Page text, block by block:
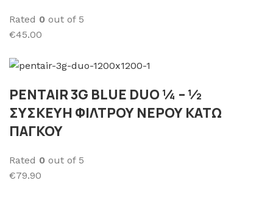
Rated 0 out of 5
€45.00
PENTAIR 3G BLUE DUO ¼ – ½
ΣΥΣΚΕΥΗ ΦΙΛΤΡΟΥ ΝΕΡΟΥ ΚΑΤΩ
ΠΑΓΚΟΥ
Rated 0 out of 5
€79.90